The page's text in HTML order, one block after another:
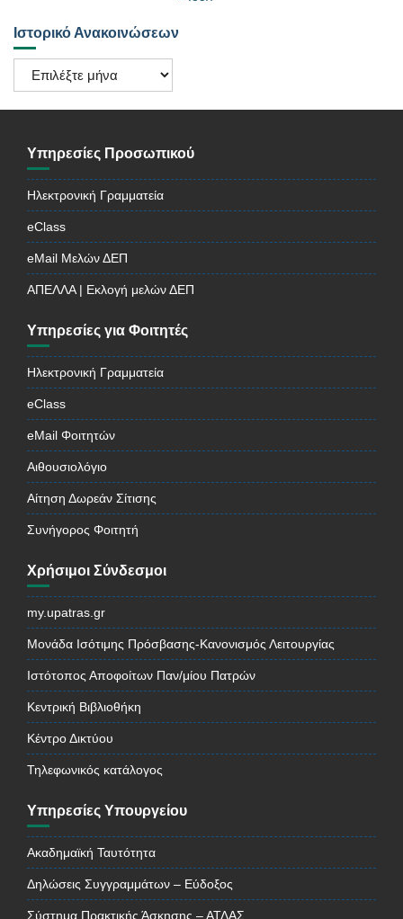
Ιστορικό Ανακοινώσεων
Ιστορικό
Ανακοινώσεων
Υπηρεσίες Προσωπικού
Ηλεκτρονική Γραμματεία
eClass
eMail Μελών ΔΕΠ
ΑΠΕΛΛΑ | Εκλογή μελών ΔΕΠ
Υπηρεσίες για Φοιτητές
Ηλεκτρονική Γραμματεία
eClass
eMail Φοιτητών
Αιθουσιολόγιο
Αίτηση Δωρεάν Σίτισης
Συνήγορος Φοιτητή
Χρήσιμοι Σύνδεσμοι
my.upatras.gr
Μονάδα Ισότιμης Πρόσβασης-Κανονισμός Λειτουργίας
Ιστότοπος Αποφοίτων Παν/μίου Πατρών
Κεντρική Βιβλιοθήκη
Κέντρο Δικτύου
Τηλεφωνικός κατάλογος
Υπηρεσίες Υπουργείου
Ακαδημαϊκή Ταυτότητα
Δηλώσεις Συγγραμμάτων – Εύδοξος
Σύστημα Πρακτικής Άσκησης – ΑΤΛΑΣ